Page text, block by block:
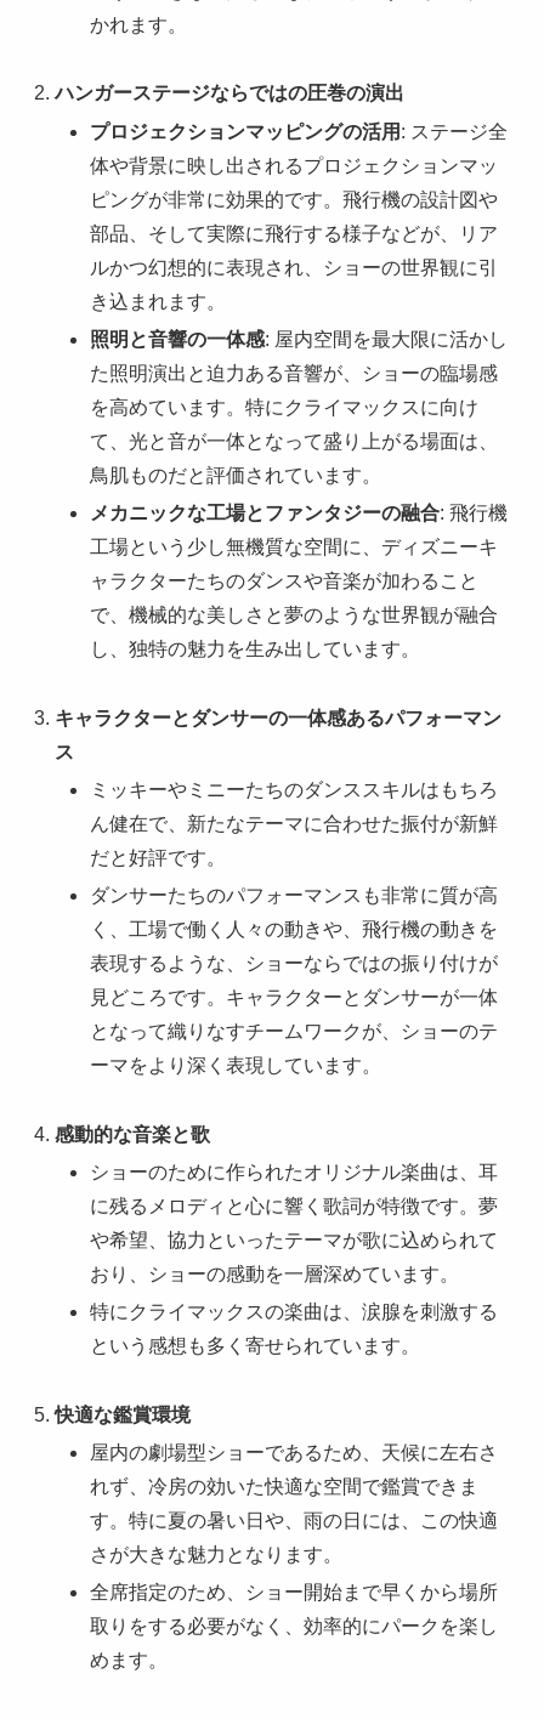
かれます。
ハンガーステージならではの圧巻の演出
プロジェクションマッピングの活用 : ステージ全
体や背景に映し出されるプロジェクションマッ
ピングが非常に効果的です。飛行機の設計図や
部品、そして実際に飛行する様子などが、リア
ルかつ幻想的に表現され、ショーの世界観に引
き込まれます。
照明と音響の一体感: 屋内空間を最大限に活かし
た照明演出と迫力ある音響が、ショーの臨場感
を高めています。特にクライマックスに向け
て、光と音が一体となって盛り上がる場面は、
鳥肌ものだと評価されています。
メカニックな工場とファンタジーの融合: 飛行機
工場という少し無機質な空間に、ディズニーキ
ャラクターたちのダンスや音楽が加わること
で、機械的な美しさと夢のような世界観が融合
し、独特の魅力を生み出しています。
キャラクターとダンサーの一体感あるパフォーマン
ス
ミッキーやミニーたちのダンススキルはもちろ
ん健在で、新たなテーマに合わせた振付が新鮮
だと好評です。
ダンサーたちのパフォーマンスも非常に質が高
く、工場で働く人々の動きや、飛行機の動きを
表現するような、ショーならではの振り付けが
見どころです。キャラクターとダンサーが一体
となって織りなすチームワークが、ショーのテ
ーマをより深く表現しています。
感動的な音楽と歌
ショーのために作られたオリジナル楽曲は、耳
に残るメロディと心に響く歌詞が特徴です。夢
や希望、協力といったテーマが歌に込められて
おり、ショーの感動を一層深めています。
特にクライマックスの楽曲は、涙腺を刺激する
という感想も多く寄せられています。
快適な鑑賞環境
屋内の劇場型ショーであるため、天候に左右さ
れず、冷房の効いた快適な空間で鑑賞できま
す。特に夏の暑い日や、雨の日には、この快適
さが大きな魅力となります。
全席指定のため、ショー開始まで早くから場所
取りをする必要がなく、効率的にパークを楽し
めます。